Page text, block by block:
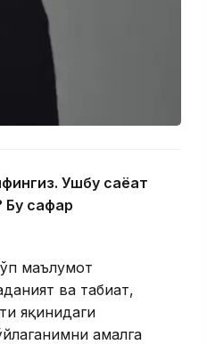
Ушбу саёҳат
Бу сафар
маълумот
ва табиат,
яқинидаги
амалга